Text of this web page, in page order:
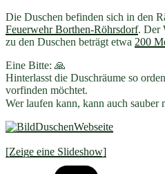
Die Duschen befinden sich in den
Feuerwehr Borthen-Röhrsdorf. Der
zu den Duschen beträgt etwa 200
Eine Bitte: 🙏
Hinterlasst die Duschräume so
vorfinden möchtet.
Wer laufen kann, kann auch sauber
[Zeige eine Slideshow]